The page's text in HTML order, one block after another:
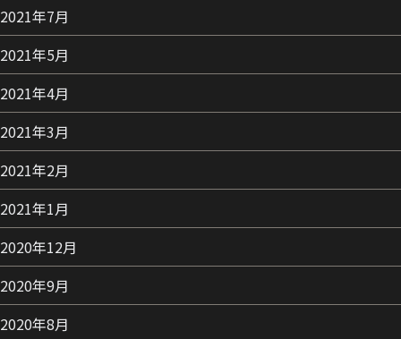
2021年7月
2021年5月
2021年4月
2021年3月
2021年2月
2021年1月
2020年12月
2020年9月
2020年8月